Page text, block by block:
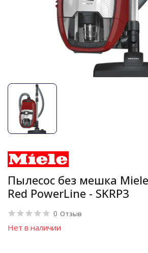
Пылесос без мешка
Red PowerLine - SKRP3
0 Отзыв
Нет в наличии